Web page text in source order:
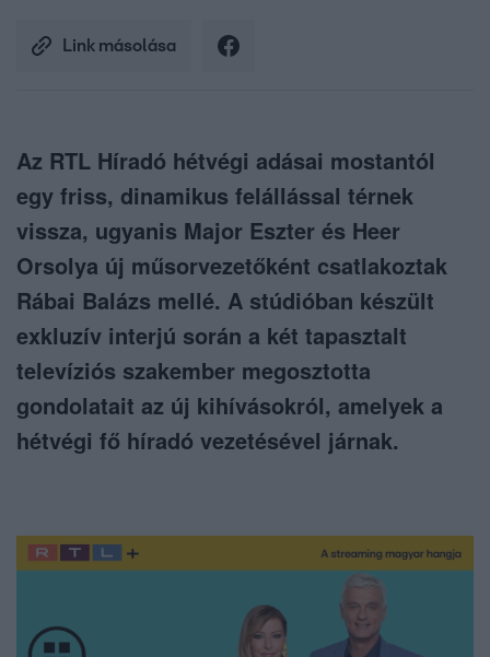
Link másolása
Az RTL Híradó hétvégi adásai mostantól
egy friss, dinamikus felállással térnek
vissza, ugyanis Major Eszter és Heer
Orsolya új műsorvezetőként csatlakoztak
Rábai Balázs mellé. A stúdióban készült
exkluzív interjú során a két tapasztalt
televíziós szakember megosztotta
gondolatait az új kihívásokról, amelyek a
hétvégi fő híradó vezetésével járnak.